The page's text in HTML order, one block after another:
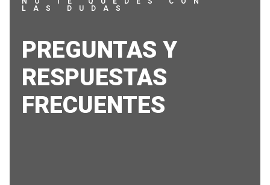
LAS DUDAS
PREGUNTAS Y
RESPUESTAS
FRECUENTES